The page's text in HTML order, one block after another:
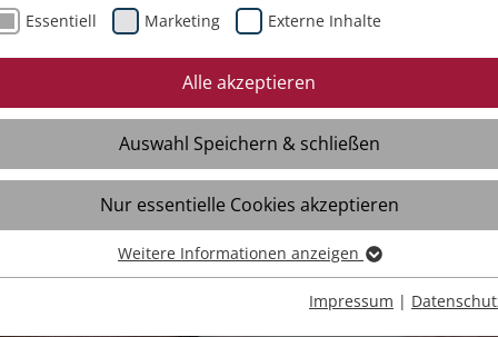
Flexteam Jobs Ausbildung
Initiativbewerbung Quereinstieg
Freie Stellen
Initiativbewerbung
Kontakt
Interviews
Essentiell Marketing Externe Inhalte
Alle akzeptieren
Auswahl Speichern & schließen
Nur essentielle Cookies akzeptieren
Essentielle Cookies werden für grundlegende Funktionen der
Weitere Informationen anzeigen
Impressum |